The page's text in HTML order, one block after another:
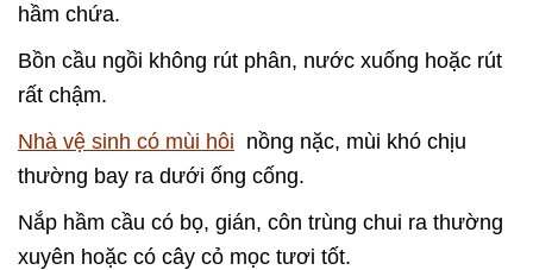
hầm chứa.
Bồn cầu ngồi không rút phân, nước xuống hoặc rút
rất chậm.
Nhà vệ sinh có mùi hôi nồng nặc, mùi khó chịu
thường bay ra dưới ống cống.
Nắp hầm cầu có bọ, gián, côn trùng chui ra thường
xuyên hoặc có cây cỏ mọc tươi tốt.